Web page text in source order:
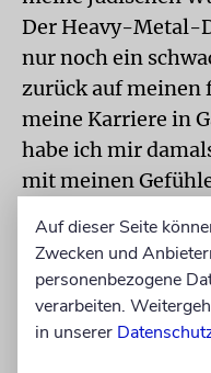
Der Heavy-Metal-
nur noch ein
zurück auf meinen
meine Karriere in
habe ich mir
mit meinen
meinem
Ich fuhr fort mit
hätte meinen
Auf dieser Seite
Zwecken und
personenbezogene
verarbeiten.
in unserer